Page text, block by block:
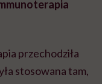
przechodziła
stosowana tam,